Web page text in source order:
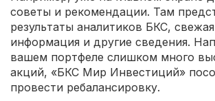
советы и рекомендации. Там
результаты аналитиков БКС,
информация и другие сведения.
вашем портфеле слишком много
акций, «БКС Мир Инвестиций»
провести ребалансировку.